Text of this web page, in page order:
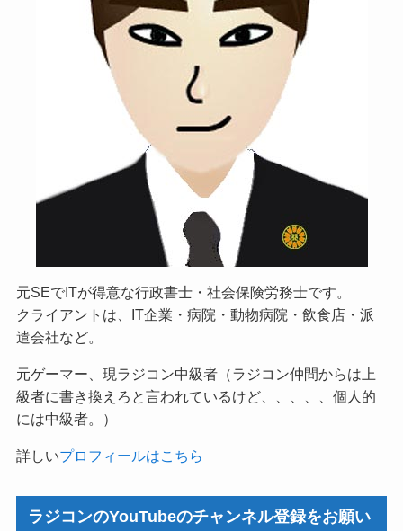
元SEでITが得意な行政書士・社会保険労務士です。
クライアントは、IT企業・病院・動物病院・飲食店・派
遣会社など。
元ゲーマー、現ラジコン中級者（ラジコン仲間からは上
級者に書き換えろと言われているけど、、、、、個人的
には中級者。）
詳しいプロフィールはこちら
ラジコンのYouTubeのチャンネル登録をお願い